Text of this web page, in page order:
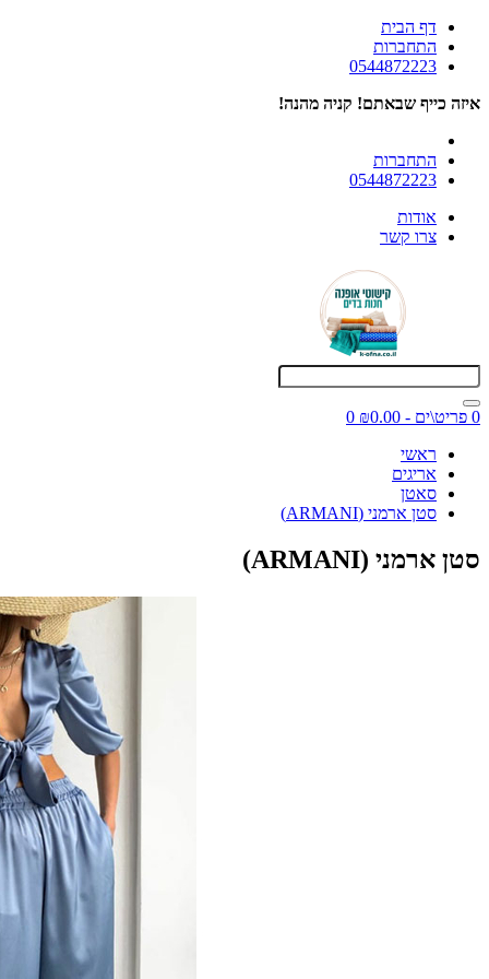
דף הבית
התחברות
0544872223
איזה כייף שבאתם! קניה מהנה!
התחברות
0544872223
אודות
צרו קשר
0 פריט\ים - ₪0.00
0
ראשי
אריגים
סאטן
סטן ארמני (ARMANI)
סטן ארמני (ARMANI)